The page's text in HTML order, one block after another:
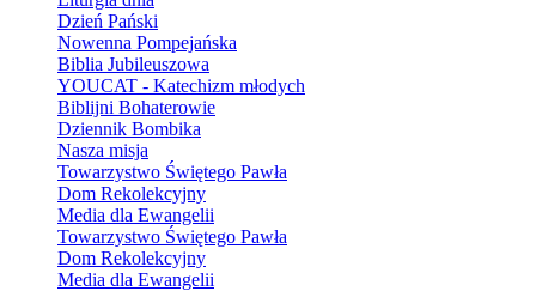
Dzień Pański
Nowenna Pompejańska
Biblia Jubileuszowa
YOUCAT - Katechizm młodych
Biblijni Bohaterowie
Dziennik Bombika
Nasza misja
Towarzystwo Świętego Pawła
Dom Rekolekcyjny
Media dla Ewangelii
Towarzystwo Świętego Pawła
Dom Rekolekcyjny
Media dla Ewangelii